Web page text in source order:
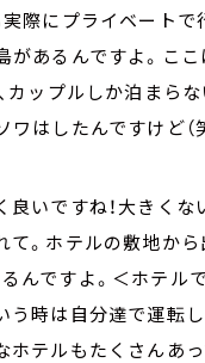
実際にプライベート
があるんですよ。こ
、カップルしか泊ま
はしたんですけど（笑
良いですね！大きく
て。ホテルの敷地か
んですよ。＜ホテル
う時は自分達で運転
ホテルもたくさんあ